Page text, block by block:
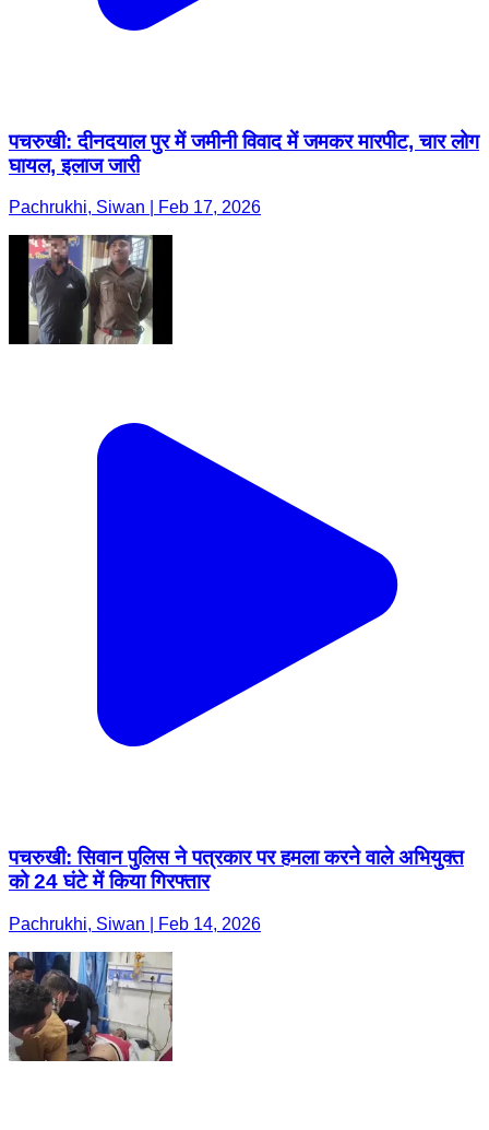
पचरुखी: दीनदयाल पुर में जमीनी विवाद में जमकर मारपीट, चार लोग
घायल, इलाज जारी
Pachrukhi, Siwan | Feb 17, 2026
पचरुखी: सिवान पुलिस ने पत्रकार पर हमला करने वाले अभियुक्त
को 24 घंटे में किया गिरफ्तार
Pachrukhi, Siwan | Feb 14, 2026